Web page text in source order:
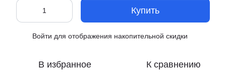
Купить
Войти для отображения накопительной скидки
В избранное К сравнению